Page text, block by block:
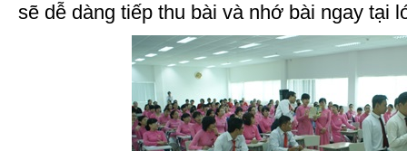
sẽ dễ dàng tiếp thu bài và nhớ bài ngay tại